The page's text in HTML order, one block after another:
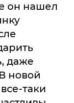
он нашел
даже
новой
таки